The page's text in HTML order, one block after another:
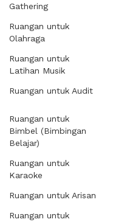
Gathering
Ruangan untuk
Olahraga
Ruangan untuk
Latihan Musik
Ruangan untuk Audit
Ruangan untuk
Bimbel (Bimbingan
Belajar)
Ruangan untuk
Karaoke
Ruangan untuk Arisan
Ruangan untuk